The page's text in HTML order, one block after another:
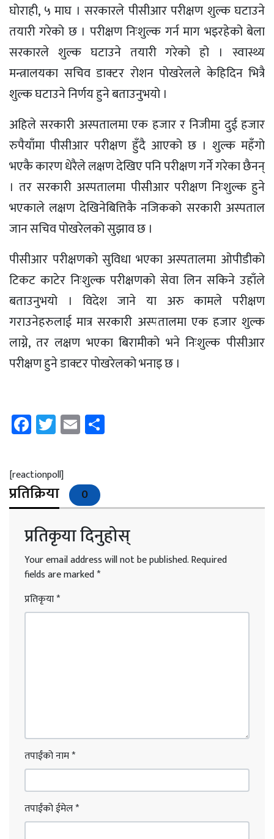
घोराही, ५ माघ । सरकारले पीसीआरपरीक्षण शुल्क घटाउने
तयारी गरेको छ । परीक्षण निःशुल्क गर्न माग भइरहेको बेला
सरकारले शुल्क घटाउने तयारी गरेको हो । स्वास्थ्य
मन्त्रालयका सचिव डाक्टर रोशन पोखरेलले केहिदिनभित्रै
शुल्क घटाउने निर्णय हुने बताउनुभयो ।
अहिले सरकारी अस्पतालमा एक हजार र निजीमा दुई हजार
रुपैयाँमा पीसीआर परीक्षण हुँदै आएको छ । शुल्क महँगो
भएकै कारण धेरैले लक्षण देखिए पनि परीक्षण गर्ने गरेका छैनन्
। तर सरकारी अस्पतालमा पीसीआरपरीक्षण निःशुल्क हुने
भएकाले लक्षण देखिनेबित्तिकै नजिकको सरकारी अस्पताल
जान सचिव पोखरेलको सुझाव छ ।
पीसीआर परीक्षणको सुविधा भएका अस्पतालमा ओपीडीको
टिकट काटेर निःशुल्क परीक्षणको सेवा लिन सकिने उहाँले
बताउनुभयो । विदेश जाने या अरु कामले परीक्षण
गराउनेहरुलाई मात्र सरकारी अस्पतालमा एक हजार शुल्क
लाग्ने, तर लक्षण भएका बिरामीको भने निःशुल्क पीसीआर
परीक्षण हुने डाक्टर पोखरेलको भनाइ छ ।
Facebook
Twitter
Email
[reactionpoll]
प्रतिक्रिया 0
प्रतिकृया दिनुहोस्
Your email address will not be published.Required
fields are marked*
प्रतिकृया*
तपाईंको नाम*
तपाईंको ईमेल*